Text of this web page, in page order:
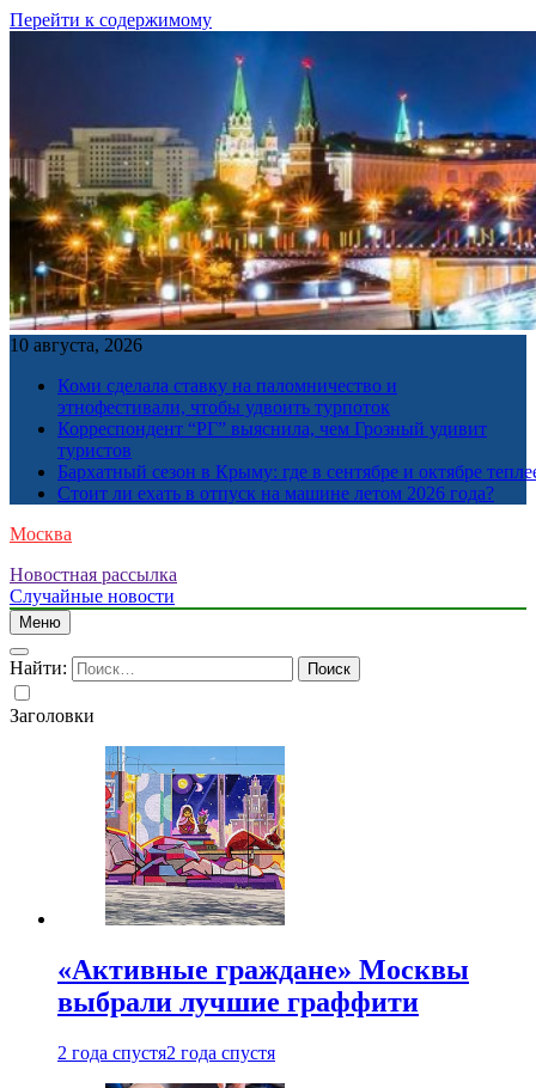
Перейти к содержимому
10 августа, 2026
Коми сделала ставку на паломничество и
этнофестивали, чтобы удвоить турпоток
Корреспондент “РГ” выяснила, чем Грозный удивит
туристов
Бархатный сезон в Крыму: где в сентябре и октябре
Стоит ли ехать в отпуск на машине летом 2026 года?
Москва
Новостная рассылка
Случайные новости
Меню
Найти:
Заголовки
«Активные граждане» Москвы
выбрали лучшие граффити
2 года спустя2 года спустя